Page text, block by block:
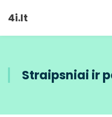
4i.lt
Straipsniai ir